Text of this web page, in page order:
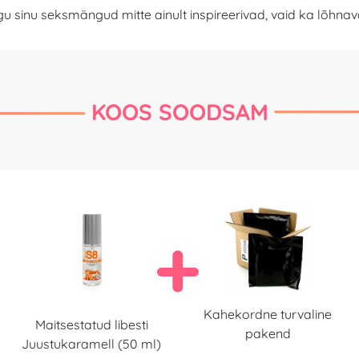
sinu seksmängud mitte ainult inspireerivad, vaid ka
KOOS SOODSAM
Maitsestatud libesti
Juustukaramell (50 ml)
Kahekordne turvaline
pakend